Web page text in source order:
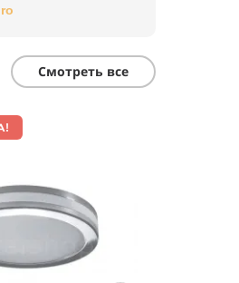
Смотреть все